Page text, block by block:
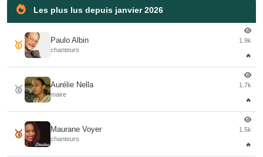
Les plus lus depuis janvier 2026
🥇 Paulo Albin
chanteurs
1.9k
🔥
🥈 Aurélie Nella
maire
1.7k
🔥
🥉 Maurane Voyer
chanteurs
1.5k
🔥